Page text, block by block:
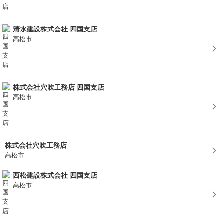
清水建設株式会社 四国支店
高松市
株式会社穴吹工務店 四国支店
高松市
株式会社穴吹工務店
高松市
西松建設株式会社 四国支店
高松市